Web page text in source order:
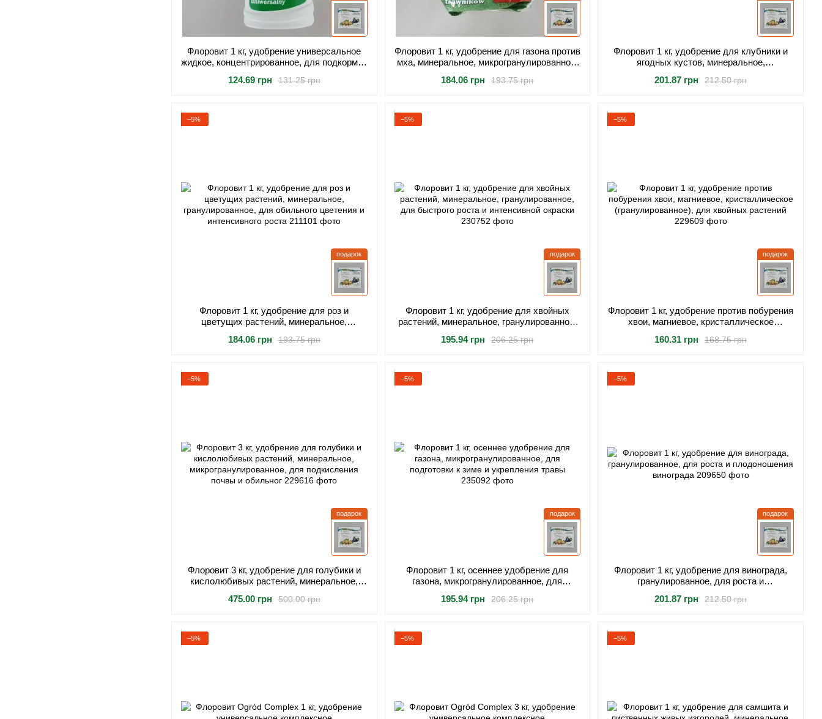
Флоровит 1 кг, удобрение универсальное
жидкое, концентрированное, для подкормки
131.25 грн
124.69 грн
Флоровит 1 кг, удобрение для газона против
мха, минеральное, микрогранулированное,
193.75 грн
184.06 грн
Флоровит 1 кг, удобрение для клубники и
ягодных кустов, минеральное,
плодоношения и улучшения вкуса
212.50 грн
201.87 грн
подарок
−5%
Флоровит 1 кг, удобрение для роз и
цветущих растений, минеральное,
и интенсивного роста
193.75 грн
184.06 грн
подарок
−5%
Флоровит 1 кг, удобрение для хвойных
растений, минеральное, гранулированное,
206.25 грн
195.94 грн
подарок
−5%
Флоровит 1 кг, удобрение против побурения
хвои, магниевое, кристаллическое
168.75 грн
160.31 грн
подарок
−5%
Флоровит 3 кг, удобрение для голубики и
кислолюбивых растений, минеральное,
почвы и обильног
500.00 грн
475.00 грн
подарок
−5%
Флоровит 1 кг, осеннее удобрение для
газона, микрогранулированное, для
206.25 грн
195.94 грн
подарок
−5%
Флоровит 1 кг, удобрение для винограда,
гранулированное, для роста и
212.50 грн
201.87 грн
−5% −5% −5%